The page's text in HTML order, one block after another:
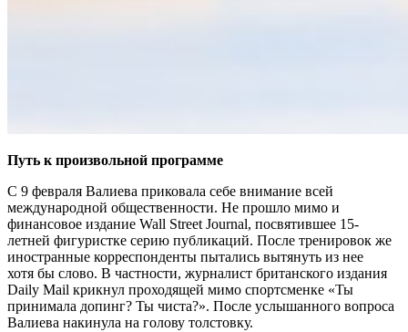
Путь к произвольной программе
С 9 февраля Валиева приковала себе внимание всей
международной общественности. Не прошло мимо и
финансовое издание Wall Street Journal, посвятившее 15-
летней фигуристке серию публикаций. После тренировок же
иностранные корреспонденты пытались вытянуть из нее
хотя бы слово. В частности, журналист британского издания
Daily Mail крикнул проходящей мимо спортсменке «Ты
принимала допинг? Ты чиста?». После услышанного вопроса
Валиева накинула на голову толстовку.